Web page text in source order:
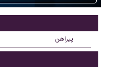
پیراهن